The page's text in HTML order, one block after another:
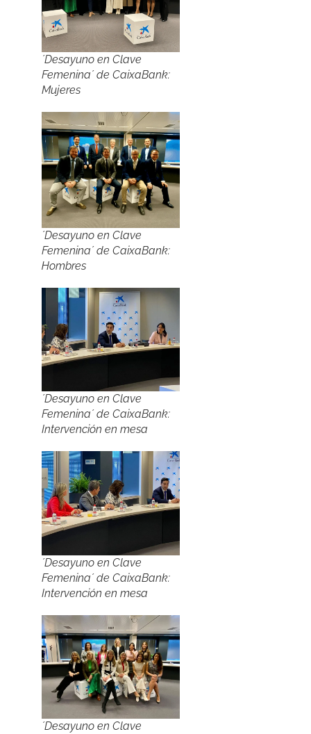
´Desayuno en Clave
Femenina´ de CaixaBank:
Mujeres
´Desayuno en Clave
Femenina´ de CaixaBank:
Hombres
´Desayuno en Clave
Femenina´ de CaixaBank:
Intervención en mesa
´Desayuno en Clave
Femenina´ de CaixaBank:
Intervención en mesa
´Desayuno en Clave